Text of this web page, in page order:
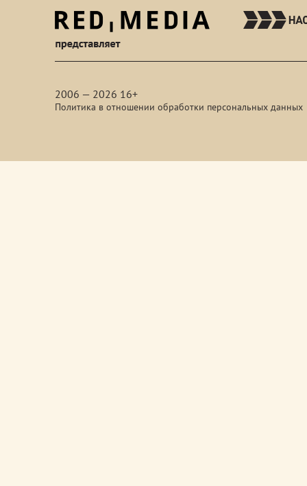
2006 — 2026 16+
Политика в отношении обработки персональных данных